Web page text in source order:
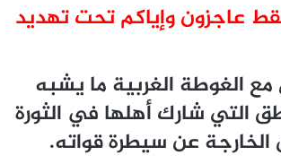
عاجزون وإياكم تحت تهديد
الغوطة الغربية ما يشبه
التي شارك أهلها في الثورة